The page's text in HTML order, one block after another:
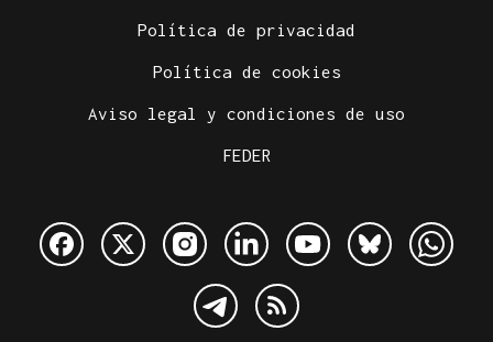
Política de privacidad
Política de cookies
Aviso legal y condiciones de uso
FEDER